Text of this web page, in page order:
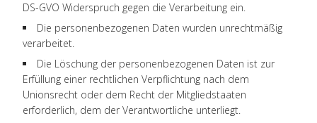
DS-GVO Widerspruch gegen die Verarbeitung ein.
Die personenbezogenen Daten wurden unrechtmäßig
verarbeitet.
Die Löschung der personenbezogenen Daten ist zur
Erfüllung einer rechtlichen Verpflichtung nach dem
Unionsrecht oder dem Recht der Mitgliedstaaten
erforderlich, dem der Verantwortliche unterliegt.